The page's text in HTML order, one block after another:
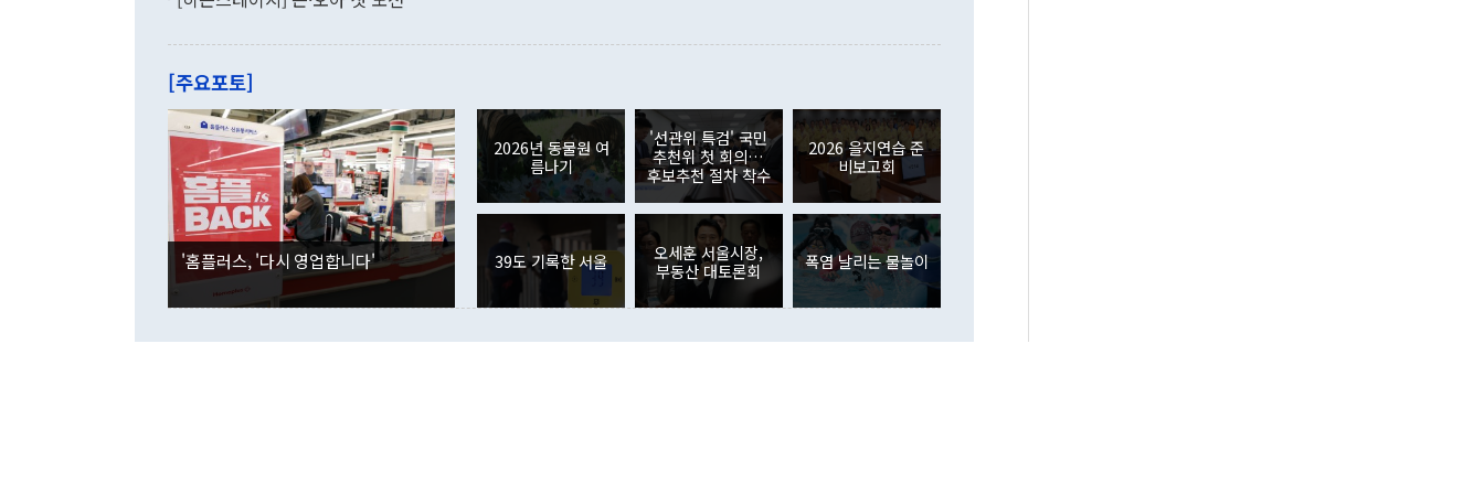
관은 업무보고 사후 브리핑에서 정 장관이 언급한 '4자 회담'에 대해 "이상
이 9월 러시아 블라디보스토크에서 열리는 '동방경제포럼(EEF)'을 언급하
며 "정부 차원에서 (참석을) 검토하고 있다"고 발언한 데 대해서도 조 장관
은 "그것은 외교부의 몫"이라며 "아직 거기까지 진도가 나가지 않았다"고
잘랐다. 정 장관이 이날 소개한 대북 구상과 설명은 정부 내 조율을 거치지
않았다는 점에서 문제가 있다. 특히 주적 표현 대체와 국호 사용, 9·19 군
사합의 복원, 4자회담 추진 등은 통일부 장관이 결정할 사안이 아니어서 월
권이라는 지적이 나오고 있다. 이 대통령은 정 장관의 업무보고를 듣고 난
뒤 "여기 업무보고에 발표했다고 승인난 건 아니다"라고 재차 확인했다. 정
부의 한 소식통은 "정 장관의 발언 내용은 대부분 국가안전보장회의(NSC)
를 거쳐 결정된 사안이 아닌 정 장관의 개인적 생각에 가깝다"며 "안보 관
련 부처 장관이 정부의 공식 정책이 아닌 사안을 추진하겠다고 업무보고를
하고 대통령의 면전에서 '국군통수권자가 나서야 한다'고 주장한 것은 심각
로 전환됐다. 본원소득수지는 배당소득을 중심으로 32억7000만달러 흑자
는 배당수입이 늘어난 데다 전월 분기배당에 따른 기저효과로 배당지급이
였던 올해 3월(369억9000만달러)을 넘어선 것이다. 직접투자에서는 내국
인의 해외투자가 80억1000만달러, 외국인의 국내투자가 46억3000만달러
각각 증가했다. 증권투자에서는 외국인의 국내 주식 매도세가 이어졌다. 외
국인의 국내 주식 투자는 차익실현 매도 등의 영향으로 316억1000만달러
감소하며 전월(-310억5000만달러)에 이어 역대 최대 순매도 기록을 다시
경신했다. 외국인의 국내 채권투자는 세계국채지수(WGBI) 자금 유입에도
분기 말 만기도래 영향으로 증가 폭이 줄어든 52억9000만달러를 기록했
다. 내국인의 해외 증권투자는 주식을 중심으로 35억6000만달러 증가했
다. eoyn2@newspim.com
[주요포토]
'홈플러스, '다시 영업합니다'
2026년 동물원 여
름나기
'선관위 특검' 국민
추천위 첫 회의…
후보추천 절차 착수
2026 을지연습 준
비보고회
39도 기록한 서울
오세훈 서울시장,
부동산 대토론회
폭염 날리는 물놀이